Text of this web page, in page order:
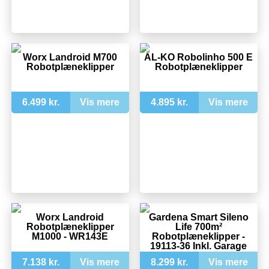
Worx Landroid M700
Robotplæneklipper
6.499 kr. Vis mere
AL-KO Robolinho 500 E
Robotplæneklipper
4.895 kr. Vis mere
Worx Landroid
Robotplæneklipper
M1000 - WR143E
7.138 kr. Vis mere
Gardena Smart Sileno
Life 700m²
Robotplæneklipper -
19113-36 Inkl. Garage
8.299 kr.
Vis mere